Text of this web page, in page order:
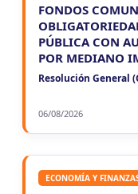
FONDOS
PÚBLICA CON
POR MEDIANO
Resolución General
06/08/2026
ECONOMÍA Y